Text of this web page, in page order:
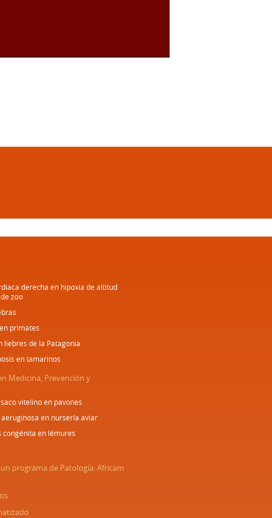
derecha en hipoxia de altitud
zoo
primates
liebres de la Patagonia
en tamarinos
Medicina, Prevención y
vitelino en pavones
aeruginosa en nursería aviar
congénita en lémures
programa de Patología: Africam